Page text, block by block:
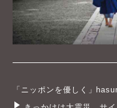
「ニッポンを優しく」